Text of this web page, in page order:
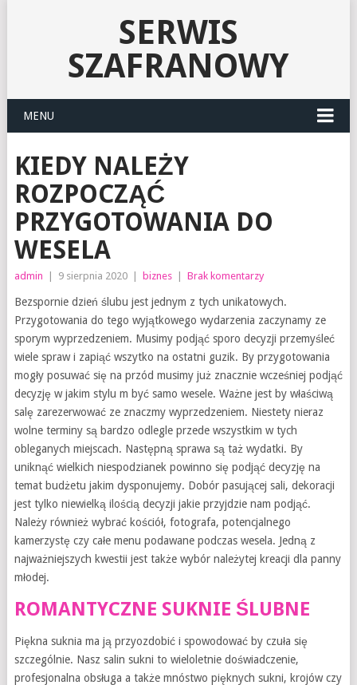
SERWIS
SZAFRANOWY
MENU
KIEDY NALEŻY
ROZPOCZĄĆ
PRZYGOTOWANIA DO
WESELA
admin 9 sierpnia 2020 biznes Brak komentarzy
Bezspornie dzień ślubu jest jednym z tych unikatowych.
Przygotowania do tego wyjątkowego wydarzenia zaczynamy ze
sporym wyprzedzeniem. Musimy podjąć sporo decyzji przemyśleć
wiele spraw i zapiąć wszytko na ostatni guzik. By przygotowania
mogły posuwać się na przód musimy już znacznie wcześniej podjąć
decyzję w jakim stylu m być samo wesele. Ważne jest by właściwą
salę zarezerwować ze znaczmy wyprzedzeniem. Niestety nieraz
wolne terminy są bardzo odlegle przede wszystkim w tych
obleganych miejscach. Następną sprawa są taż wydatki. By
uniknąć wielkich niespodzianek powinno się podjąć decyzję na
temat budżetu jakim dysponujemy. Dobór pasującej sali, dekoracji
jest tylko niewielką ilością decyzji jakie przyjdzie nam podjąć.
Należy również wybrać kościół, fotografa, potencjalnego
kamerzystę czy całe menu podawane podczas wesela. Jedną z
najważniejszych kwestii jest także wybór należytej kreacji dla panny
młodej.
ROMANTYCZNE SUKNIE ŚLUBNE
Piękna suknia ma ją przyozdobić i spowodować by czuła się
szczególnie. Nasz salin sukni to wieloletnie doświadczenie,
profesjonalna obsługa a także mnóstwo pięknych sukni, krojów czy